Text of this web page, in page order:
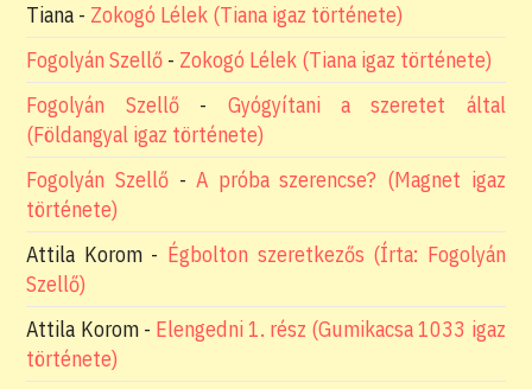
Tiana - Zokogó Lélek (Tiana igaz története)
Fogolyán Szellő - Zokogó Lélek (Tiana igaz története)
Fogolyán Szellő- Gyógyítani a szeretet által
(Földangyal igaz története)
Fogolyán Szellő -A próba szerencse? (Magnet igaz
története)
Attila Korom- Égbolton szeretkezős (Írta: Fogolyán
Szellő)
Attila Korom- Elengedni 1. rész (Gumikacsa 1033 igaz
története)